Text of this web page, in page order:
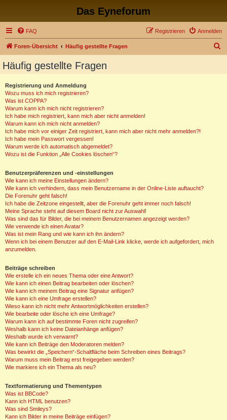
Das Eyneforum
FAQ Anmelden
Registrieren
Foren-Übersicht Häufig gestellte Fragen
Häufig gestellte Fragen
Registrierung und Anmeldung
Wozu muss ich mich registrieren?
Was ist COPPA?
Warum kann ich mich nicht registrieren?
Ich habe mich registriert, kann mich aber nicht anmelden!
Warum kann ich mich nicht anmelden?
Ich habe mich vor einiger Zeit registriert, kann mich aber nicht mehr anmelden?!
Ich habe mein Passwort vergessen!
Warum werde ich automatisch abgemeldet?
Wozu ist die Funktion „Alle Cookies löschen“?
Benutzerpräferenzen und -einstellungen
Wie kann ich meine Einstellungen ändern?
Wie kann ich verhindern, dass mein Benutzername in der Online-Liste auftaucht?
Die Forenuhr geht falsch!
Ich habe die Zeitzone eingestellt, aber die Forenuhr geht immer noch falsch!
Meine Sprache steht auf diesem Board nicht zur Auswahl!
Was sind das für Bilder, die bei meinem Benutzernamen angezeigt werden?
Wie verwende ich einen Avatar?
Was ist mein Rang und wie kann ich ihn ändern?
Wenn ich bei einem Benutzer auf den E-Mail-Link klicke, werde ich aufgefordert, mich
anzumelden.
Beiträge schreiben
Wie erstelle ich ein neues Thema oder eine Antwort?
Wie kann ich einen Beitrag bearbeiten oder löschen?
Wie kann ich meinem Beitrag eine Signatur anfügen?
Wie kann ich eine Umfrage erstellen?
Wieso kann ich nicht mehr Antwortmöglichkeiten erstellen?
Wie bearbeite oder lösche ich eine Umfrage?
Warum kann ich auf bestimmte Foren nicht zugreifen?
Weshalb kann ich keine Dateianhänge anfügen?
Weshalb wurde ich verwarnt?
Wie kann ich Beiträge den Moderatoren melden?
Was bewirkt die „Speichern“-Schaltfläche beim Schreiben eines Beitrags?
Warum muss mein Beitrag erst freigegeben werden?
Wie markiere ich ein Thema als neu?
Textformatierung und Thementypen
Was ist BBCode?
Kann ich HTML benutzen?
Was sind Smileys?
Kann ich Bilder in meine Beiträge einfügen?